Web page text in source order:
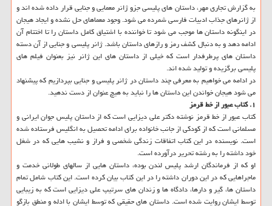
به گزارش تجاری مهر، داستان های پلیسی جزو ژانر معمایی و جنایی قرار داده شده اند و
از ژانرهای جذاب ادبیات فارسی شمرده می شود. وجود معماهای حل نشده و ایجاد هیجان
در اینگونه داستان ها موجب می شود تا خواننده با اشتیاق کامل داستان را تا اختتام آن
ادامه دهد و به دنبال کشف رمز و رازهای داستان باشد. ژانر پلیسی و جنایی از آن دسته
داستان های پرطرفدار است که خیلی از داستان های این ژانر نیز بعنوان فیلم های
پلیسی برگزیده و تولید شده اند.
در ادامه می خواهیم به معرفی چند داستان در ژانر پلیسی و جنایی بپردازیم که پیشنهاد
می شود هیجان خواندن این داستان ها را نباید به هیچ عنوان از دست ندهید.
۱. کتاب عبور از خط قرمز
کتاب عبور از خط قرمز نوشته دکتر علی دیزایی است که از داستان پلیس جوان ایرانی و
مسلمانی است که از کودکی از جانب خانواده برای ادامه تحصیل به انگلیس فرستاده شده
است. نویسنده در این کتاب اتفاقات زندگی شخصی و فراز و نشیب هایی که در شغل
خود داشته را به رشته تحریر درآورده است.
او که از فرماندگان ارشد پلیس لندن بوده، داستان هایی از سالهای طولانی خدمت و
ماجراهایی که در این دوران داشته را در این کتاب بیان کرده است. این کتاب شامل تمام
داستان ها، گیر و دارها، دادگاه ها و زندان های سرتیپ علی دیزایی است که به زیبایی
توسط ایشان روایت شده است. داستان های حقیقی که توسط ایشان با ادله و منطق بازگو